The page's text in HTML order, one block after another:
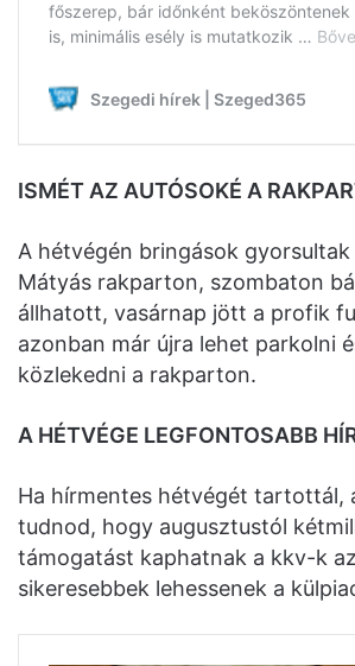
ISMÉT AZ AUTÓSOKÉ A
A hétvégén bringások gyorsultak
Mátyás rakparton, szombaton
állhatott, vasárnap jött a profik
azonban már újra lehet parkolni
közlekedni a rakparton.
A HÉTVÉGE LEGFONTOSABB
Ha hírmentes hétvégét tartottál,
tudnod, hogy augusztustól
támogatást kaphatnak a kkv-k
sikeresebbek lehessenek a